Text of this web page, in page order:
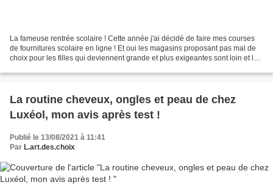
La fameuse rentrée scolaire ! Cette année j'ai décidé de faire mes courses
de fournitures scolaire en ligne ! Et oui les magasins proposant pas mal de
choix pour les filles qui deviennent grande et plus exigeantes sont loin et le
La routine cheveux, ongles et peau de chez
Luxéol, mon avis après test !
Publié le 13/08/2021 à 11:41
Par L.art.des.choix